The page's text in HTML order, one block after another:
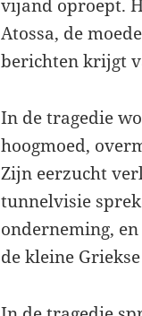
vijand oproept.
Atossa, de
berichten krijgt
In de tragedie
hoogmoed,
Zijn eerzucht
tunnelvisie
onderneming,
de kleine